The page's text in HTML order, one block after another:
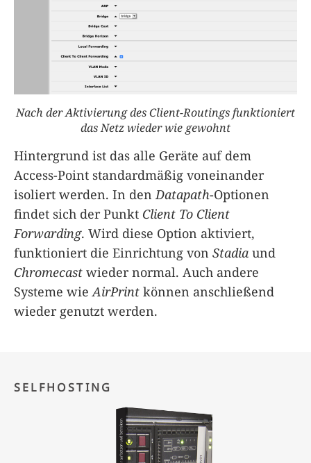
Nach der Aktivierung des Client-Routings funktioniert
das Netz wieder wie gewohnt
Hintergrund ist das alle Geräte auf dem
Access-Point standardmäßig voneinander
isoliert werden. In denDatapath-Optionen
findet sich der Punkt Client To Client
Forwarding. Wird diese Option aktiviert,
funktioniert die Einrichtung von Stadia und
Chromecast wieder normal. Auch andere
Systeme wieAirPrint können anschließend
wieder genutzt werden.
SELFHOSTING